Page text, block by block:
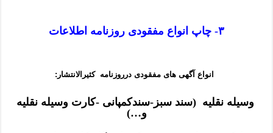
۳- چاپ انواع مفقودی روزنامه اطلاعات
انواع آگهی هایمفقودی درروزنامه کثیرالانتشار:
وسیله نقلیه (سند سبز-سندکمپانی -کارت وسیله نقلیه
و…)